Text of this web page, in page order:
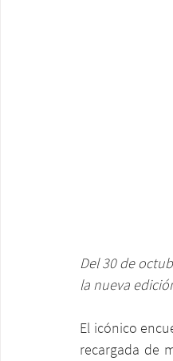
Del 30 de
la nueva
El icónico
recargada de